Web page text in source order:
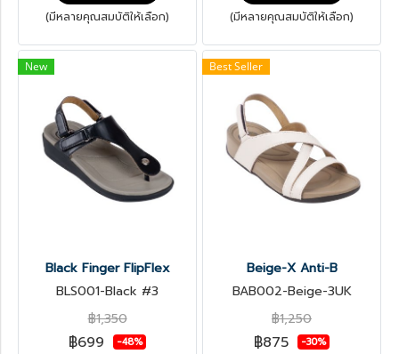
(มีหลายคุณสมบัติให้เลือก) (มีหลายคุณสมบัติให้เลือก)
New
Black Finger FlipFlex
BLS001-Black #3
฿1,350
฿699 -48%
Best Seller
Beige-X Anti-B
BAB002-Beige-3UK
฿1,250
฿875 -30%